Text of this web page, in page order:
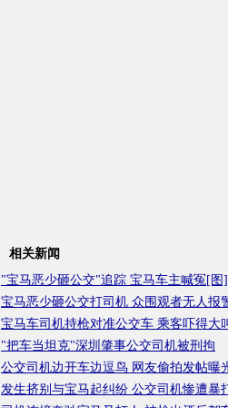
相关新闻
"宝马恶少砸公交"追踪 宝马车主喊冤[图]
宝马恶少砸公交打司机 众围观者无人报
宝马车司机持枪对准公交车 乘客吓得大
"把车当坦克"深圳肇事公交司机被刑拘
公交司机边开车边逗鸟 网友偷拍发帖曝
发生挤别与宝马起纠纷 公交司机惨遭暴